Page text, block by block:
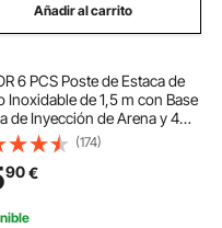
Añadir al carrito
6 PCS Poste de Estaca de
Inoxidable de 1,5 m con Base
de Inyección de Arena y 4
de Terciopelo Rojo,
de Control de Multitudes
Fiesta, Boda, Dorado
(174)
90€